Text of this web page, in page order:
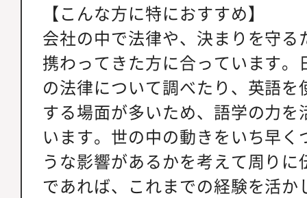
【こんな方に特におすすめ】
会社の中で法律や、決まりを守
携わってきた方に合っています
の法律について調べたり、英語
する場面が多いため、語学の力
います。世の中の動きをいち早
うな影響があるかを考えて周り
であれば、これまでの経験を活